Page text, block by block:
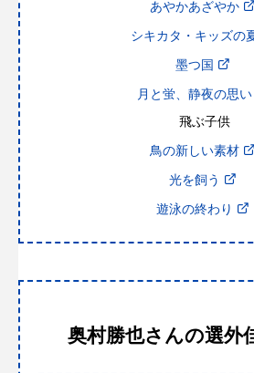
あやかあざやか
シキカタ・キッズの
墨つ国
月と蛍、静夜の思い
飛ぶ子供
鳥の新しい素材
光を飼う
遊泳の終わり
奥村勝也さんの選外